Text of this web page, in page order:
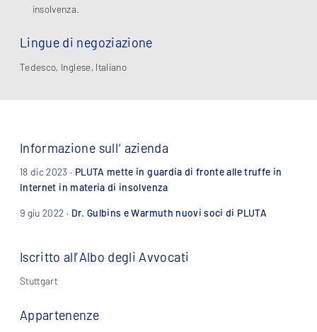
insolvenza.
Lingue di negoziazione
Tedesco, Inglese, Italiano
Informazione sull‘ azienda
18 dic 2023 · PLUTA mette in guardia di fronte alle truffe in
Internet in materia di insolvenza
9 giu 2022 · Dr. Gulbins e Warmuth nuovi soci di PLUTA
Iscritto all’Albo degli Avvocati
Stuttgart
Appartenenze